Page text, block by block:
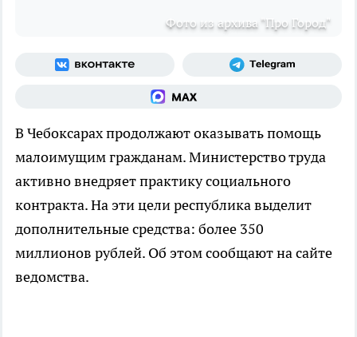
Фото из архива "Про Город"
В Чебоксарах продолжают оказывать помощь
малоимущим гражданам. Министерство труда
активно внедряет практику социального
контракта. На эти цели республика выделит
дополнительные средства: более 350
миллионов рублей. Об этом сообщают на сайте
ведомства.